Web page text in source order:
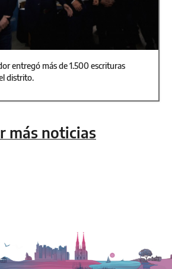
entregó más de 1.500 escrituras
distrito.
más noticias